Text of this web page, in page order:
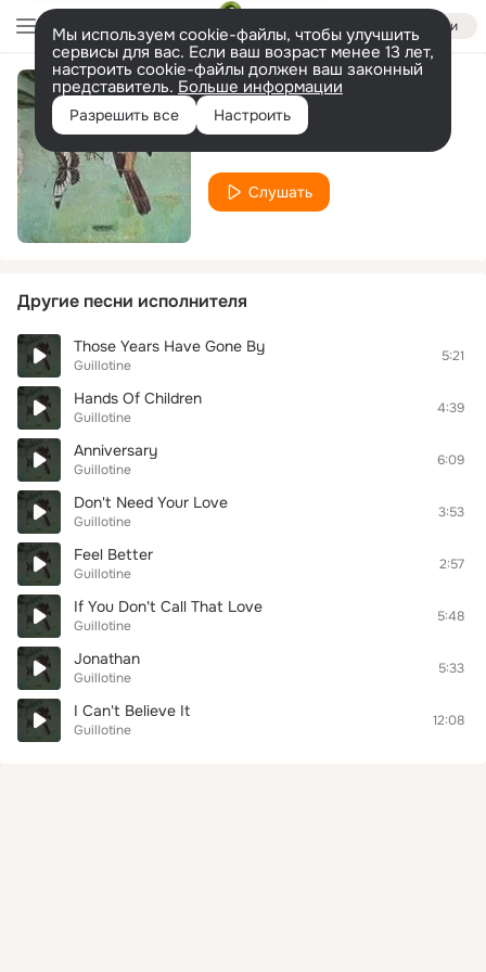
Войти
Мы используем cookie-файлы, чтобы улучшить
сервисы для вас. Если ваш возраст менее 13 лет,
настроить cookie-файлы должен ваш законный
представитель. Больше информации
Разрешить все Настроить
Crow Bait
Слушать
Другие песни исполнителя
Those Years Have Gone By
Guillotine
5:21
Hands Of Children
Guillotine
4:39
Anniversary
Guillotine
6:09
Don't Need Your Love
Guillotine
3:53
Feel Better
Guillotine
2:57
If You Don't Call That Love
Guillotine
5:48
Jonathan
Guillotine
5:33
I Can't Believe It
Guillotine
12:08